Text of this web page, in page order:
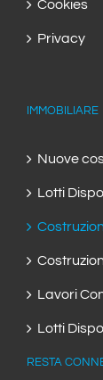
Cookies
Privacy
IMMOBILIARE
Nuove
Lotti
Lavori
Lotti
RESTA